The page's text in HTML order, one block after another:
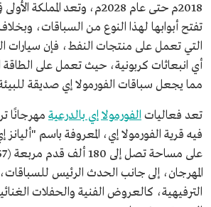
2018م حتى عام 2028م، وتعد
التي تعمل على منتجات النفط، فإن سيارات
أي انبعاثات كربونية، حيث تعمل على الطاقة
مما يجعل سباقات الفورمولا إي صديقة
تعد فعاليات الفورمولا إي بالدرعية مهرجانًا
فيه قرية الفورمولا إي، المعروفة باسم
المهرجان، إلى جانب الحدث الرئيس
الترفيهية، كالعروض الفنية والحفلات